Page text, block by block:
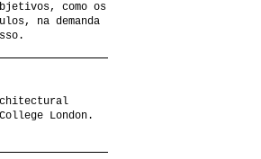
como os
na demanda
o.
London.